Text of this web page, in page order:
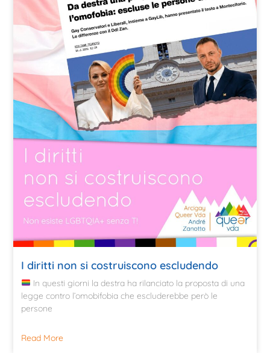
I diritti non si costruiscono escludendo
In questi giorni la destra ha rilanciato la proposta di una
legge contro l’omobifobia che escluderebbe però le
persone
Read More